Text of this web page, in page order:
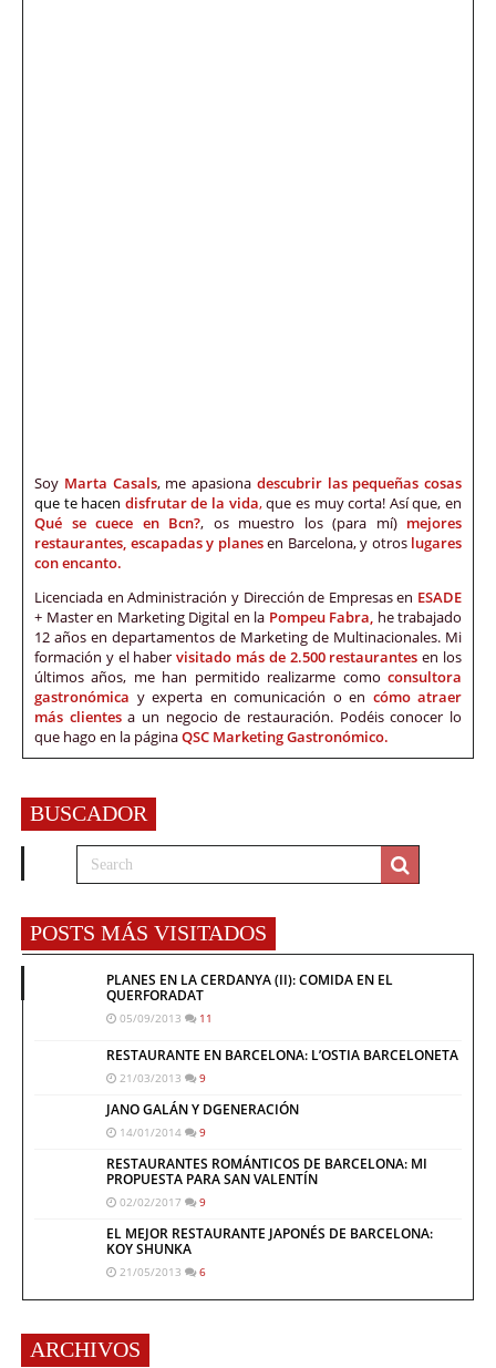
Soy Marta Casals, me apasiona descubrir las pequeñas cosas
que te hacen disfrutar de la vida,que es muy corta! Así que, en
Qué se cuece en Bcn?, os muestro los (para mí) mejores
restaurantes, escapadas y planesen Barcelona, y otros lugares
con encanto.
Licenciada en Administración y Dirección de Empresas en ESADE
+ Master en Marketing Digital en la Pompeu Fabra, he trabajado
12 años en departamentos de Marketing de Multinacionales. Mi
formación y el habervisitado más de 2.500 restaurantes en los
últimos años, me han permitido realizarme como consultora
gastronómica y experta en comunicación o en cómo atraer
más clientes a un negocio de restauración. Podéis conocer lo
que hago en la páginaQSC Marketing Gastronómico.
BUSCADOR
POSTS MÁS VISITADOS
PLANES EN LA CERDANYA (II): COMIDA EN EL
QUERFORADAT
05/09/2013 11
RESTAURANTE EN BARCELONA: L’OSTIA BARCELONETA
21/03/2013 9
JANO GALÁN Y DGENERACIÓN
14/01/2014 9
RESTAURANTES ROMÁNTICOS DE BARCELONA: MI
PROPUESTA PARA SAN VALENTÍN
02/02/2017 9
EL MEJOR RESTAURANTE JAPONÉS DE BARCELONA:
KOY SHUNKA
21/05/2013 6
ARCHIVOS